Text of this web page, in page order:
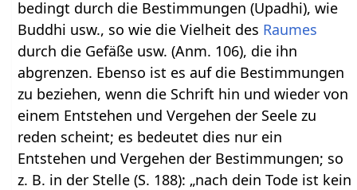
bedingt durch die Bestimmungen (Upadhi), wie
Buddhi usw., so wie die Vielheit des Raumes
durch die Gefäße usw. (Anm. 106), die ihn
abgrenzen. Ebenso ist es auf die Bestimmungen
zu beziehen, wenn die Schrift hin und wieder von
einem Entstehen und Vergehen der Seele zu
reden scheint; es bedeutet dies nur ein
Entstehen und Vergehen der Bestimmungen; so
z. B. in der Stelle (S. 188): „nach dein Tode ist kein